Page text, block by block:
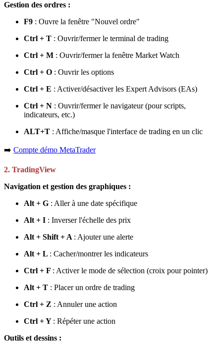
Gestion des ordres :
F9 : Ouvre la fenêtre "Nouvel ordre"
Ctrl + T : Ouvrir/fermer le terminal de trading
Ctrl + M : Ouvrir/fermer la fenêtre Market Watch
Ctrl + O : Ouvrir les options
Ctrl + E : Activer/désactiver les Expert Advisors (EAs)
Ctrl + N : Ouvrir/fermer le navigateur (pour scripts,
indicateurs, etc.)
ALT+T : Affiche/masque l'interface de trading en un clic
➡️ Compte démo MetaTrader
2. TradingView
Navigation et gestion des graphiques :
Alt + G : Aller à une date spécifique
Alt + I : Inverser l'échelle des prix
Alt + Shift + A : Ajouter une alerte
Alt + L : Cacher/montrer les indicateurs
Ctrl + F : Activer le mode de sélection (croix pour pointer)
Alt + T : Placer un ordre de trading
Ctrl + Z : Annuler une action
Ctrl + Y : Répéter une action
Outils et dessins :